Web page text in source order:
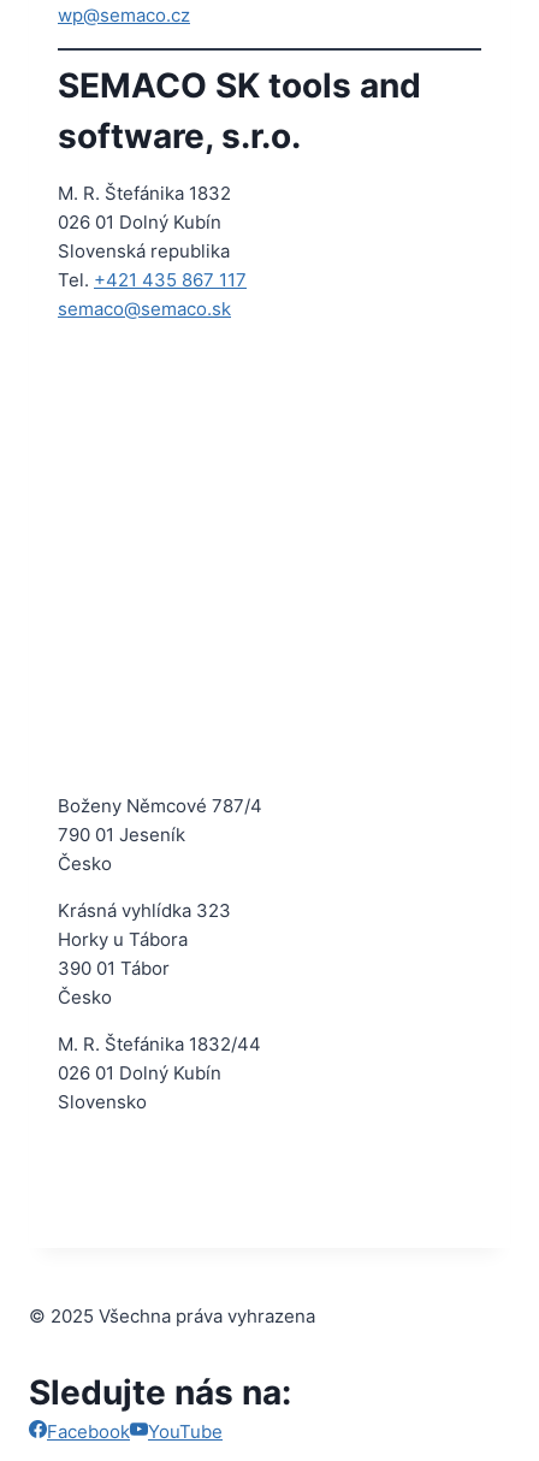
wp@semaco.cz
SEMACO SK tools and
software, s.r.o.
M. R. Štefánika 1832
026 01 Dolný Kubín
Slovenská republika
Tel. +421 435 867 117
semaco@semaco.sk
Boženy Němcové 787/4
790 01 Jeseník
Česko
Krásná vyhlídka 323
Horky u Tábora
390 01 Tábor
Česko
M. R. Štefánika 1832/44
026 01 Dolný Kubín
Slovensko
© 2025 Všechna práva vyhrazena
Sledujte nás na:
Facebook YouTube